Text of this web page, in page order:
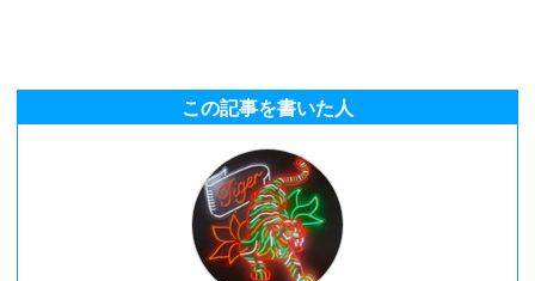
この記事を書いた人